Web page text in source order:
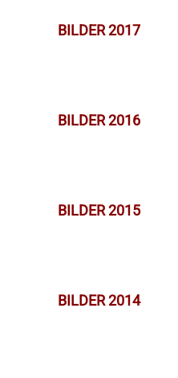
BILDER 2017
BILDER 2016
BILDER 2015
BILDER 2014